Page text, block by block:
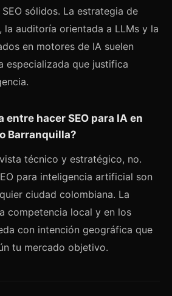
sólidos. La estrategia de
la auditoría orientada a LLMs y la
en motores de IA suelen
especializada que justifica
hacer SEO para IA en
Barranquilla?
técnico y estratégico, no.
para inteligencia artificial son
ciudad colombiana. La
competencia local y en los
con intención geográfica que
tu mercado objetivo.